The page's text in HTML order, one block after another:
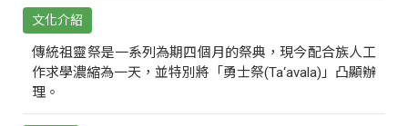
文化介紹
傳統祖靈祭是一系列為期四個月的祭典，現今配合族人工
作求學濃縮為一天，並特別將「勇士祭(Ta‘avala)」凸顯辦
理。